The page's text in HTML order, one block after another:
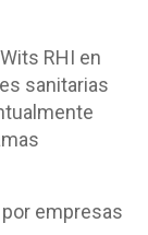
RHI en
sanitarias
empresas